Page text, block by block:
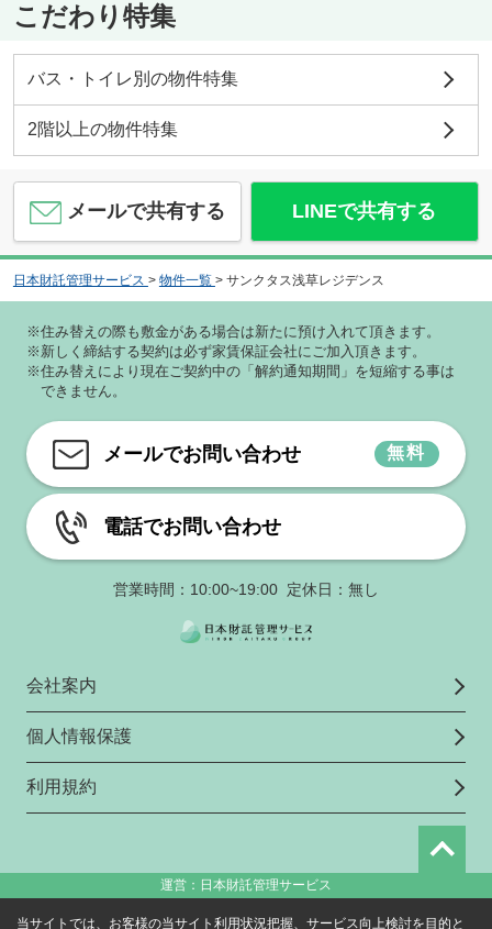
こだわり特集
バス・トイレ別の物件特集
2階以上の物件特集
メールで共有する LINEで共有する
日本財託管理サービス > 物件一覧 > サンクタス浅草レジデンス
※住み替えの際も敷金がある場合は新たに預け入れて頂きます。
※新しく締結する契約は必ず家賃保証会社にご加入頂きます。
※住み替えにより現在ご契約中の「解約通知期間」を短縮する事は
できません。
メールでお問い合わせ 無料
電話でお問い合わせ
営業時間：10:00~19:00 定休日：無し
会社案内
個人情報保護
利用規約
運営：日本財託管理サービス
当サイトでは、お客様の当サイト利用状況把握、サービス向上検討を目的と